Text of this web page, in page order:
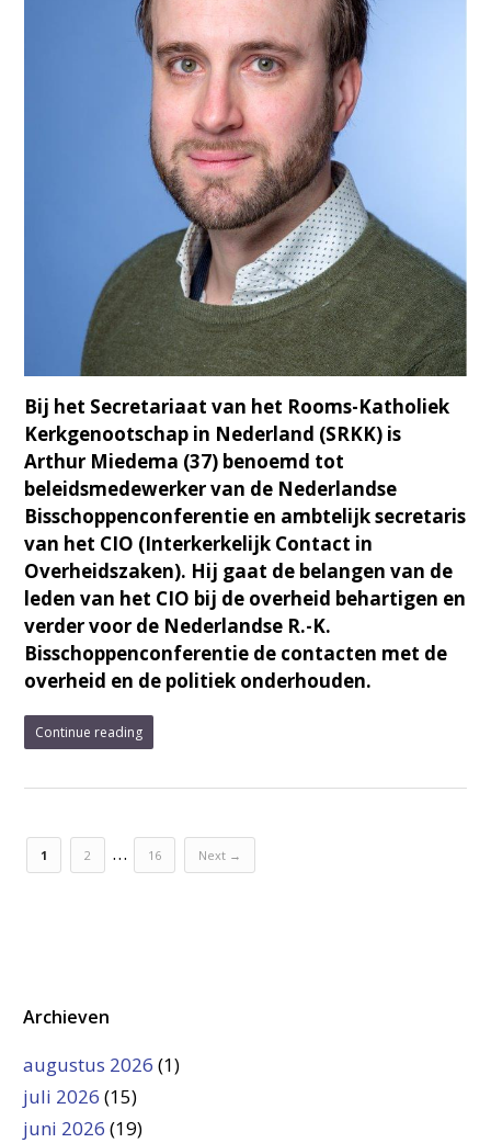
Bij het Secretariaat van het Rooms-Katholiek
Kerkgenootschap in Nederland (SRKK) is
Arthur Miedema (37) benoemd tot
beleidsmedewerker van de Nederlandse
Bisschoppenconferentie en ambtelijk secretaris
van het CIO (Interkerkelijk Contact in
Overheidszaken). Hij gaat de belangen van de
leden van het CIO bij de overheid behartigen en
verder voor de Nederlandse R.-K.
Bisschoppenconferentie de contacten met de
overheid en de politiek onderhouden.
Continue reading
1 2 … 16 Next →
Archieven
augustus 2026 (1)
juli 2026 (15)
juni 2026 (19)